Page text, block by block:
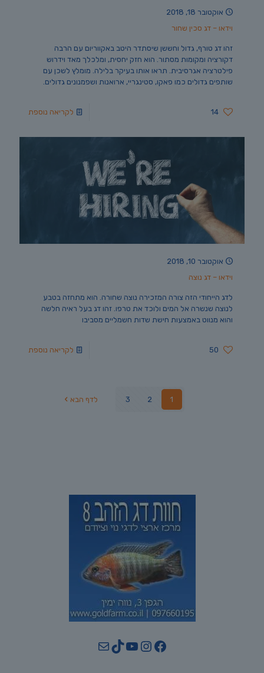
אוקטובר 18, 2018
וידאו – דג סכין שחור
זהו דג טורף, גדול וחששן שיסתדר היטב באקווריום עם הרבה
דקורציה ומקומות מסתור. הוא חזק יחסית, ומלכלך מאד וידרוש
פילטרציה אגרסיבית. תראו אותו בעיקר בלילה. מומלץ לשכן עם
שותפים גדולים כמו פאקו, סטינגריי, ארואנות ושפמנונים גדולים.
14 לקריאה נוספת
אוקטובר 10, 2018
וידאו – דג נוצה
לדג הייחודי הזה צורה המזכירה נוצה שחורה. הוא מתחזה בטבע
לנוצה שנשרה אל המים ולוכד את טרפו. זהו דג בעל ראיה חלשה
והוא מנווט באמצעות חישת שדות חשמליים מסביבו
50 לקריאה נוספת
1
2
3 לדף הבא
Facebook
Instagram
YouTube
TikTok
Mail